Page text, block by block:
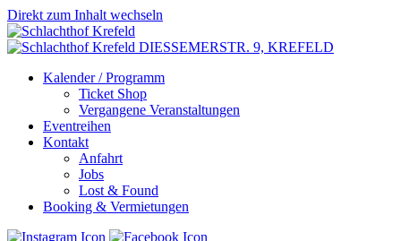
Direkt zum Inhalt wechseln
DIESSEMERSTR. 9, KREFELD
Kalender / Programm
Ticket Shop
Vergangene Veranstaltungen
Eventreihen
Kontakt
Anfahrt
Jobs
Lost & Found
Booking & Vermietungen